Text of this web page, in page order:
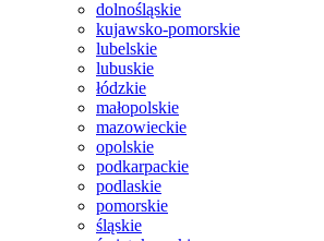
dolnośląskie
kujawsko-pomorskie
lubelskie
lubuskie
łódzkie
małopolskie
mazowieckie
opolskie
podkarpackie
podlaskie
pomorskie
śląskie